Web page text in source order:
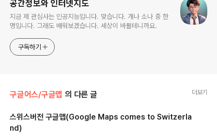
공간정보와 인터넷지도
지금 제 관심사는 인공지능입니다. 맞습니다. 개나 소나 중 한
명입니다. 그래도 배워보겠습니다. 세상이 바뀔테니까요.
구독하기
구글어스/구글맵 의 다른 글 더보기
스위스버전 구글맵(Google Maps comes to Switzerla
nd)